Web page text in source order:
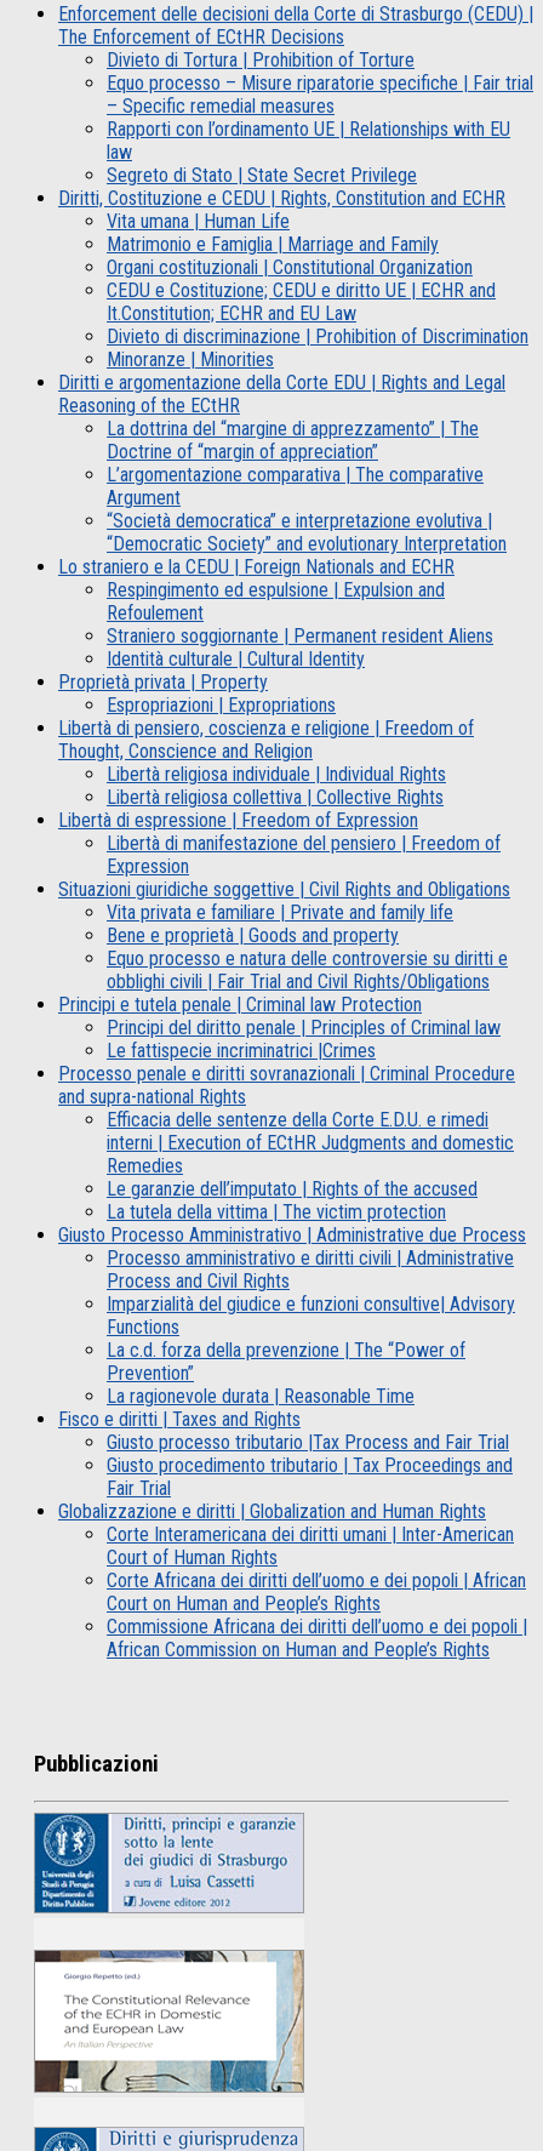
Enforcement delle decisioni della Corte di Strasburgo (CEDU) |
The Enforcement of ECtHR Decisions
Divieto di Tortura | Prohibition of Torture
Equo processo – Misure riparatorie specifiche | Fair trial
– Specific remedial measures
Rapporti con l’ordinamento UE | Relationships with EU
law
Segreto di Stato | State Secret Privilege
Diritti, Costituzione e CEDU | Rights, Constitution and ECHR
Vita umana | Human Life
Matrimonio e Famiglia | Marriage and Family
Organi costituzionali | Constitutional Organization
CEDU e Costituzione; CEDU e diritto UE | ECHR and
It.Constitution; ECHR and EU Law
Divieto di discriminazione | Prohibition of Discrimination
Minoranze | Minorities
Diritti e argomentazione della Corte EDU | Rights and Legal
Reasoning of the ECtHR
La dottrina del “margine di apprezzamento” | The
Doctrine of “margin of appreciation”
L’argomentazione comparativa | The comparative
Argument
“Società democratica” e interpretazione evolutiva |
“Democratic Society” and evolutionary Interpretation
Lo straniero e la CEDU | Foreign Nationals and ECHR
Respingimento ed espulsione | Expulsion and
Refoulement
Straniero soggiornante | Permanent resident Aliens
Identità culturale | Cultural Identity
Proprietà privata | Property
Espropriazioni | Expropriations
Libertà di pensiero, coscienza e religione | Freedom of
Thought, Conscience and Religion
Libertà religiosa individuale | Individual Rights
Libertà religiosa collettiva | Collective Rights
Libertà di espressione | Freedom of Expression
Libertà di manifestazione del pensiero | Freedom of
Expression
Situazioni giuridiche soggettive | Civil Rights and Obligations
Vita privata e familiare | Private and family life
Bene e proprietà | Goods and property
Equo processo e natura delle controversie su diritti e
obblighi civili | Fair Trial and Civil Rights/Obligations
Principi e tutela penale | Criminal law Protection
Principi del diritto penale | Principles of Criminal law
Le fattispecie incriminatrici |Crimes
Processo penale e diritti sovranazionali | Criminal Procedure
and supra-national Rights
Efficacia delle sentenze della Corte E.D.U. e rimedi
interni | Execution of ECtHR Judgments and domestic
Remedies
Le garanzie dell’imputato | Rights of the accused
La tutela della vittima | The victim protection
Giusto Processo Amministrativo | Administrative due Process
Processo amministrativo e diritti civili | Administrative
Process and Civil Rights
Imparzialità del giudice e funzioni consultive| Advisory
Functions
La c.d. forza della prevenzione | The “Power of
Prevention”
La ragionevole durata | Reasonable Time
Fisco e diritti | Taxes and Rights
Giusto processo tributario |Tax Process and Fair Trial
Giusto procedimento tributario | Tax Proceedings and
Fair Trial
Globalizzazione e diritti | Globalization and Human Rights
Corte Interamericana dei diritti umani | Inter-American
Court of Human Rights
Corte Africana dei diritti dell’uomo e dei popoli | African
Court on Human and People’s Rights
Commissione Africana dei diritti dell’uomo e dei popoli |
African Commission on Human and People’s Rights
Pubblicazioni